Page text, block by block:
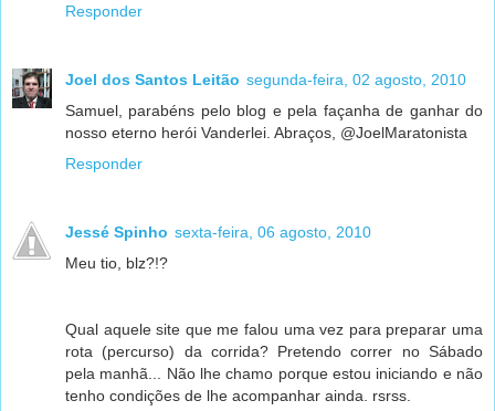
Responder
Joel dos Santos Leitão segunda-feira, 02 agosto, 2010
Samuel, parabéns pelo blog e pela façanha de ganhar do
nosso eterno herói Vanderlei. Abraços, @JoelMaratonista
Responder
Jessé Spinho sexta-feira, 06 agosto, 2010
Meu tio, blz?!?
Qual aquele site que me falou uma vez para preparar uma
rota (percurso) da corrida? Pretendo correr no Sábado
pela manhã... Não lhe chamo porque estou iniciando e não
tenho condições de lhe acompanhar ainda. rsrss.